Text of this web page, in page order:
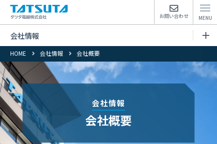
お問い合わせ
HOME 会社情報 会社概要
会社情報
会社情報
会社概要
会社情報トップページ
トップメッセージ
経営理念
3分でわかる！タツタ電線